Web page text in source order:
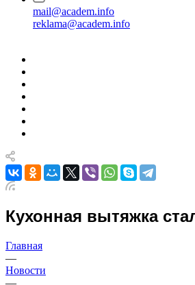
mail@academ.info
reklama@academ.info
Кухонная вытяжка
Главная
—
Новости
—